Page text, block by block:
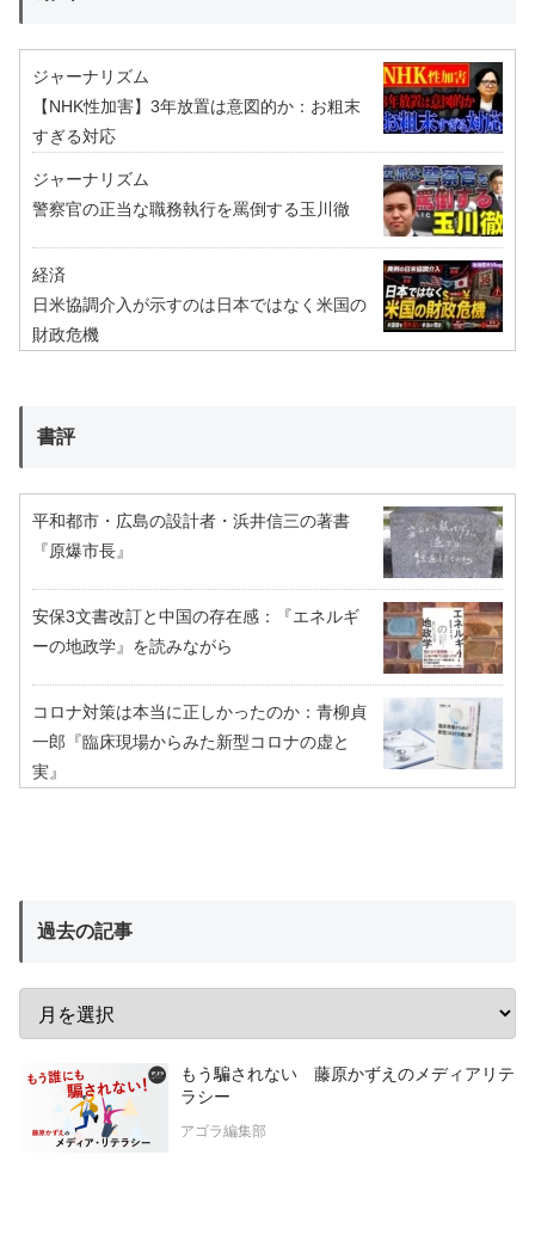
ジャーナリズム
【NHK性加害】3年放置は意図的か：お粗末
すぎる対応
ジャーナリズム
警察官の正当な職務執行を罵倒する玉川徹
経済
日米協調介入が示すのは日本ではなく米国の
財政危機
書評
平和都市・広島の設計者・浜井信三の著書
『原爆市長』
安保3文書改訂と中国の存在感：『エネルギ
ーの地政学』を読みながら
コロナ対策は本当に正しかったのか：青柳貞
一郎『臨床現場からみた新型コロナの虚と
実』
過去の記事
もう騙されない 藤原かずえのメディアリテ
ラシー
アゴラ編集部